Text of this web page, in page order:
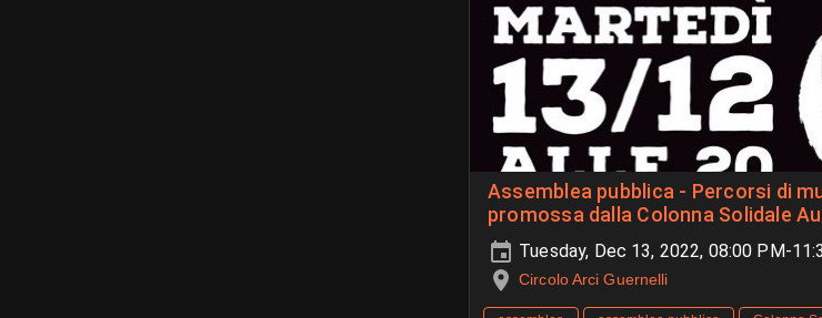
Assemblea pubblica - Percorsi di
promossa dalla Colonna Solidale
Tuesday, Dec 13, 2022, 08:00 PM-
Circolo Arci Guernelli